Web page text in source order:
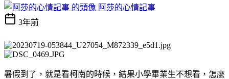
阿莎的心情記事
3年前
暑假到了，就是看柯南的時候，結果小學畢業生不想看，怎麼